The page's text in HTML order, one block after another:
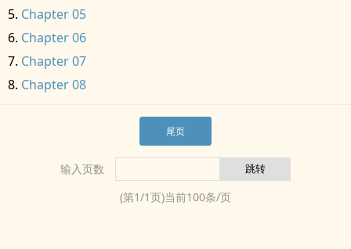
Chapter 05
Chapter 06
Chapter 07
Chapter 08
尾页
输入页数
(第1/1页)当前100条/页